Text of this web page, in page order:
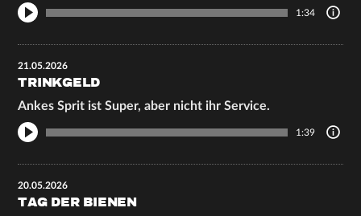
1:34
21.05.2026
TRINKGELD
Ankes Sprit ist Super, aber nicht ihr Service.
1:39
20.05.2026
TAG DER BIENEN